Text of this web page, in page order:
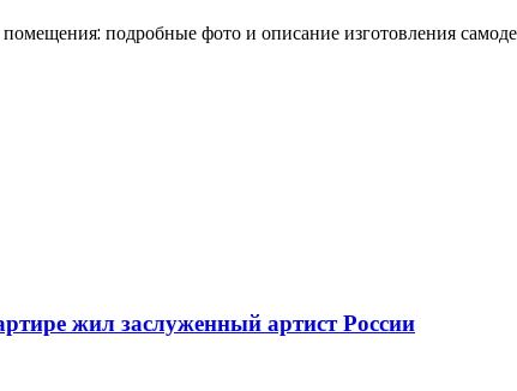
подробные фото и описание изготовления
жил заслуженный артист России